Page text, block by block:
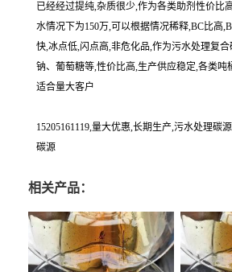
已经经过提纯,杂质很少,作为各类助剂性价比
水情况下为150万,可以根据情况稀释,BC比高
快,冰点低,闪点高,非危化品,作为污水处理复
钠、葡萄糖等,性价比高,生产供应稳定,各类吨
适合量大客户
15205161119,量大优惠,长期生产,污水处理碳
碳源
相关产品：